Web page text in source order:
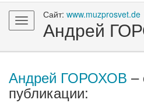
Toggle
navigation
Сайт: www.muzprosvet.de
Андрей
Андрей ГОРОХОВ –
публикации: